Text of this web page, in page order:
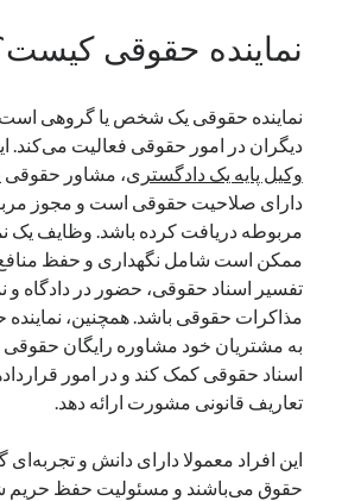
یک نویسنده دیدگاه وردپرسدر
بایگانی‌ها
مارس 2026
فوریه 2026
ژانویه 2026
دسامبر 2025
نوامبر 2025
آگوست 2025
جولای 2025
ژوئن 2025
آوریل 2025
مارس 2025
نماینده حقوقی
نماینده حقوقی یک شخص یا گروهی است
دیگران در امور حقوقی فعالیت می‌کند.
وکیل پایه یک دادگستری، مشاور حقوقی
دارای صلاحیت حقوقی است و مجوز
مربوطه دریافت کرده باشد. وظایف یک
ممکن است شامل نگهداری و حفظ
تفسیر اسناد حقوقی، حضور در دادگاه و
مذاکرات حقوقی باشد. همچنین،
به مشتریان خود مشاوره رایگان حقوقی
اسناد حقوقی کمک کند و در امور
تعاریف قانونی مشورت ارائه دهد.
این افراد معمولا دارای دانش و تجربه‌ای
حقوق می‌باشند و مسئولیت حفظ حریم